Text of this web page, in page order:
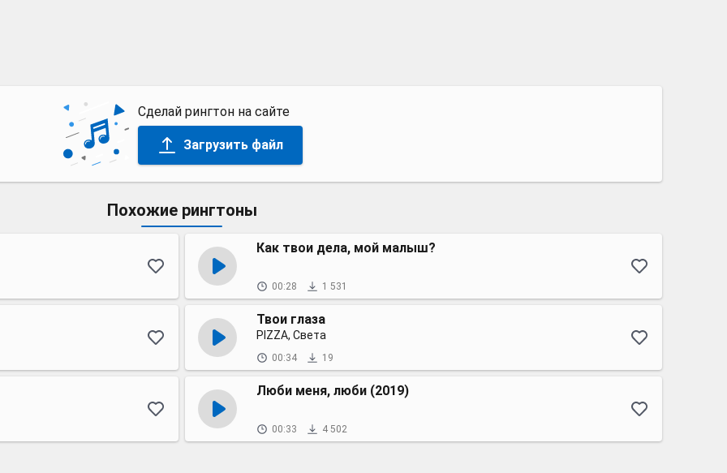
Сделай рингтон на сайте
Загрузить файл
Похожие рингтоны
Как твои дела, мой малыш?
00:28 1 531
Твои глаза
PIZZA, Света
00:34 19
Люби меня, люби (2019)
00:33 4 502